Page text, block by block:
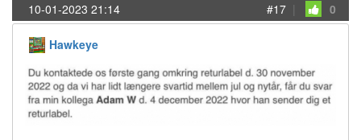
10-01-2023 21:14 #17 | 0
Hawkeye